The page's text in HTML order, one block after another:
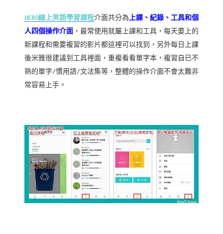
HERO線上英語學習課程介面共分為 上課、紀錄、工具和個
人四個操作介面 ，最常使用就屬上課和工具，每天要上的
新課程和需要複習的影片都這裡可以找到，另外每日上課
後米雅很建議到工具裡面，重複看看單字本，複習自已不
熟的單字/慣用語/文法集等，整體的操作介面不會太難非
常容易上手。